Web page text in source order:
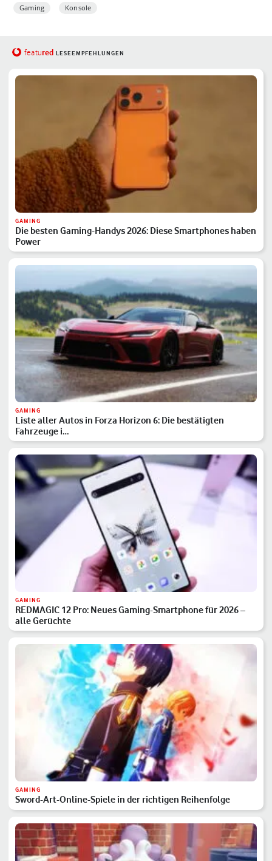
Gaming Konsole
featured LESEEMPFEHLUNGEN
GAMING
Die besten Gaming-Handys 2026: Diese Smartphones haben
Power
GAMING
Liste aller Autos in Forza Horizon 6: Die bestätigten
Fahrzeuge i…
GAMING
REDMAGIC 12 Pro: Neues Gaming-Smartphone für 2026 –
alle Gerüchte
GAMING
Sword-Art-Online-Spiele in der richtigen Reihenfolge